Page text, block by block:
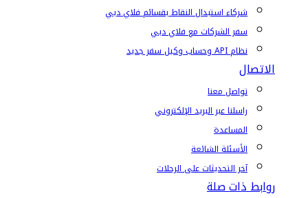
شركاء استبدال النقاط بقسائم فلاي دبي
سفر الشركات مع فلاي دبي
نظام API وحساب وكيل سفر جديد
الاتصال
تواصل معنا
راسلنا عبر البريد الإلكتروني
المساعدة
الأسئلة الشائعة
آخر التحديثات على الرحلات
روابط ذات صلة